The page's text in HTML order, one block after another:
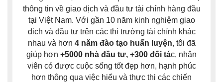
thông tin về giao dịch và đầu tư tài chính hàng đầu
tại Việt Nam. Với gần 10 năm kinh nghiệm giao
dịch và đầu tư trên các thị trường tài chính khác
nhau và hơn 4 năm đào tạo huấn luyện, tôi đã
giúp hơn +5000 nhà đầu tư, +300 đối tác, nhân
viên có được cuộc sống tốt đẹp hơn, hạnh phúc
hơn thông qua việc hiểu và thực thi các chiến